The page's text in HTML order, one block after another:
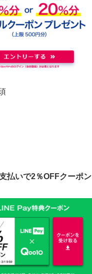
払いで2％OFFクーポン